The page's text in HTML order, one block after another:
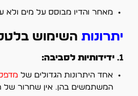
מאחר והדיו מבוסס על מים ולא
יתרונות השימוש
1. ידידותיות לסביבה:
אחד היתרונות הגדולים של
המשתמשים בהן. אין שחרור של